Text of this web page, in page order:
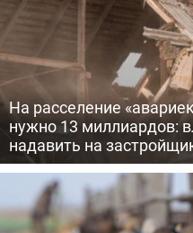
На расселение
нужно 13 миллиардов:
надавить на